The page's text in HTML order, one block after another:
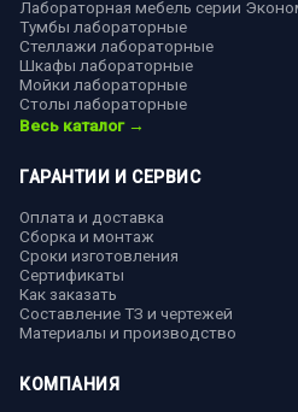
Лабораторная мебель серии
Тумбы лабораторные
Стеллажи лабораторные
Шкафы лабораторные
Мойки лабораторные
Столы лабораторные
Весь каталог →
ГАРАНТИИ И СЕРВИС
Оплата и доставка
Сборка и монтаж
Сроки изготовления
Сертификаты
Как заказать
Составление ТЗ и чертежей
Материалы и производство
КОМПАНИЯ